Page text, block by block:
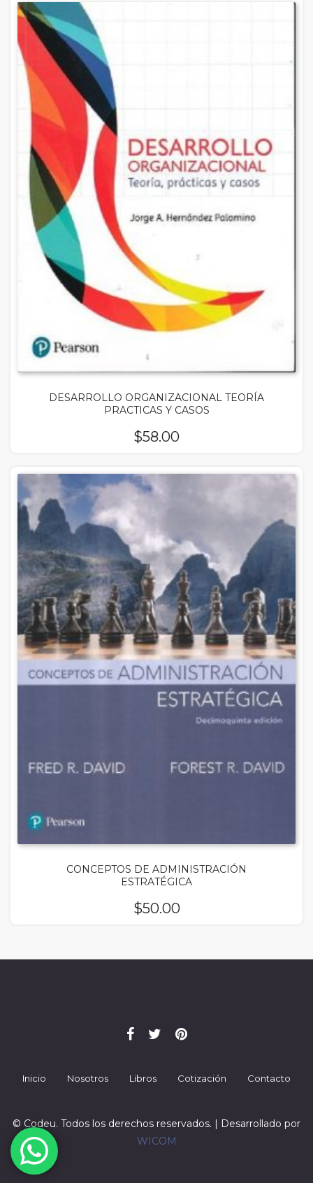
DESARROLLO ORGANIZACIONAL TEORÍA
PRACTICAS Y CASOS
$58.00
CONCEPTOS DE ADMINISTRACIÓN
ESTRATÉGICA
$50.00
Inicio Nosotros Libros Cotización Contacto
© Codeu. Todos los derechos reservados. | Desarrollado por
WICOM